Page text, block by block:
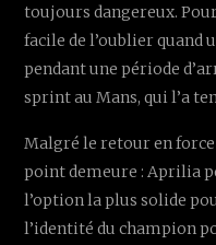
toujours dangereux.
facile de l’oublier quand
pendant une période
sprint au Mans, qui l’a
Malgré le retour en
point demeure : Aprilia
l’option la plus solide
l’identité du champion